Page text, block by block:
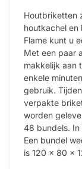
Houtbriketten
houtkachel en
Flame kunt u
Met een paar
makkelijk aan
enkele
gebruik.
verpakte
worden
48 bundels.
Een bundel
is 120 x 80 x